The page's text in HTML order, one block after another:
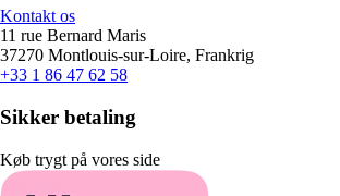
Kontakt os
11 rue Bernard Maris
37270 Montlouis-sur-Loire, Frankrig
+33 1 86 47 62 58
Sikker betaling
Køb trygt på vores side